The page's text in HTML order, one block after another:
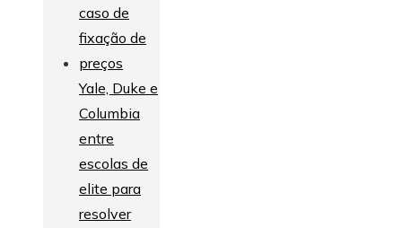
Yale, Duke e
Columbia
entre
escolas de
elite para
resolver